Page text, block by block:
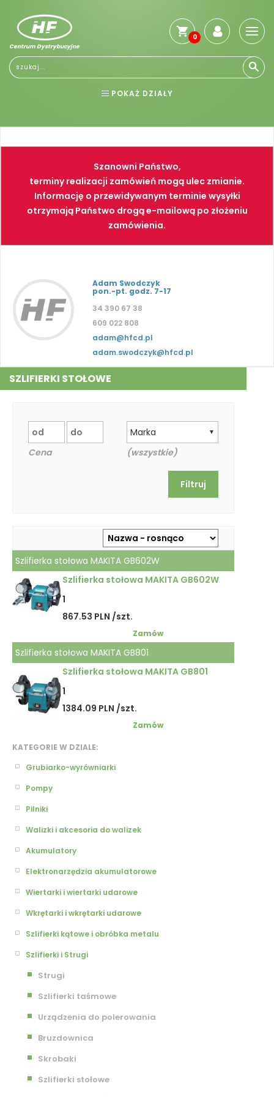
Centrum Dystrybucyjne
0
POKAŻ DZIAŁY
NARZĘDZIA SPAWALNICTWO
FARBY PNEUMATYKA
Szanowni Państwo,
terminy realizacji zamówień mogą ulec zmianie.
Informację o przewidywanym terminie wysyłki
otrzymają Państwo drogą e-mailową po złożeniu
zamówienia.
Adam Swodczyk
pon.-pt. godz. 7-17
34 390 67 38
609 022 808
adam@hfcd.pl
adam.swodczyk@hfcd.pl
SZLIFIERKI STOŁOWE
KATEGORIE W DZIALE:
Grubiarko-wyrówniarki
Pompy
Pilniki
Walizki i akcesoria do walizek
Akumulatory
Elektronarzędzia akumulatorowe
Wiertarki i wiertarki udarowe
Wkrętarki i wkrętarki udarowe
Szlifierki kątowe i obróbka metalu
Szlifierki i Strugi
Strugi
Szlifierki taśmowe
Urządzenia do polerowania
Bruzdownica
Skrobaki
Szlifierki stołowe
Cena
▼
Marka
(wszystkie)
Szlifierka stołowa MAKITA GB602W
Szlifierka stołowa MAKITA GB602W
1
867.53 PLN /szt.
Zamów
Szlifierka stołowa MAKITA GB801
Szlifierka stołowa MAKITA GB801
1
1384.09 PLN /szt.
Zamów